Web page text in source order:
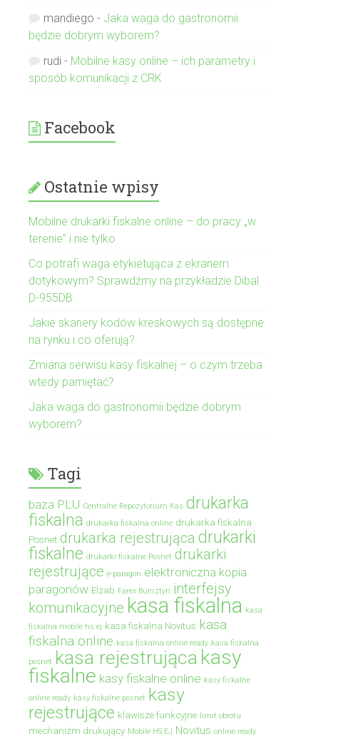
mandiego - Jaka waga do gastronomii
będzie dobrym wyborem?
rudi - Mobilne kasy online – ich parametry i
sposób komunikacji z CRK
Facebook
Ostatnie wpisy
Mobilne drukarki fiskalne online – do pracy „w
terenie” i nie tylko
Co potrafi waga etykietująca z ekranem
dotykowym? Sprawdźmy na przykładzie Dibal
D-955DB
Jakie skanery kodów kreskowych są dostępne
na rynku i co oferują?
Zmiana serwisu kasy fiskalnej – o czym trzeba
wtedy pamiętać?
Jaka waga do gastronomii będzie dobrym
wyborem?
Tagi
baza PLU Centralne Repozytorium Kas drukarka
fiskalna drukarka fiskalna online drukarka fiskalna
Posnet drukarka rejestrująca drukarki
fiskalne drukarki fiskalne Posnet drukarki
rejestrujące e-paragon elektroniczna kopia
paragonów Elzab Farex Bursztyn interfejsy
komunikacyjne kasa fiskalna kasa
fiskalna mobile hs ej kasa fiskalna Novitus kasa
fiskalna online kasa fiskalna online ready kasa fiskalna
posnet kasa rejestrująca kasy
fiskalne kasy fiskalne online kasy fiskalne
online ready kasy fiskalne posnet kasy
rejestrujące klawisze funkcyjne limit obrotu
mechanizm drukujący Mobile HS EJ Novitus online ready